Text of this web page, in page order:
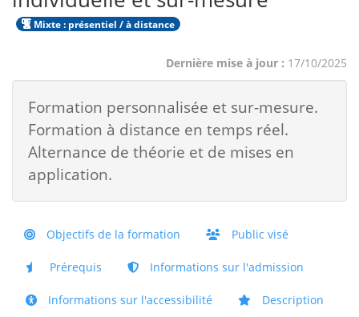
Mixte : présentiel / à distance
Dernière mise à jour : 17/10/2025
Formation personnalisée et sur-mesure.
Formation à distance en temps réel.
Alternance de théorie et de mises en
application.
Objectifs de la formation Public visé
Prérequis Informations sur l'admission
Informations sur l'accessibilité Description